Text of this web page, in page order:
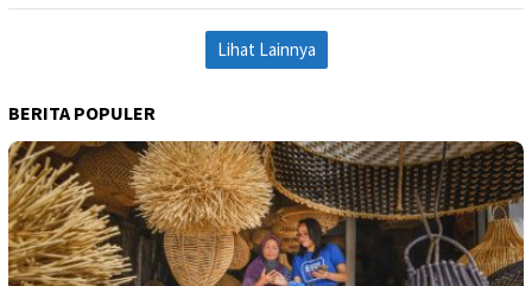
Lihat Lainnya
BERITA POPULER